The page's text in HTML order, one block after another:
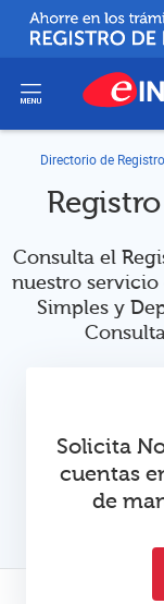
del menú
Directorio de
Consulta el
nuestro
Simples y
Solicita
cuentas
de